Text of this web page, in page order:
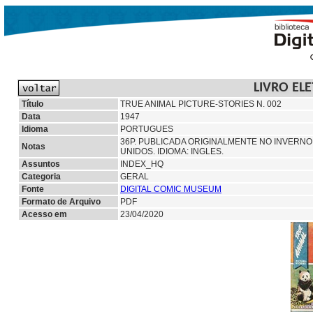
LIVRO
Título
TRUE ANIMAL PICTURE-STORIES N. 002
Data
1947
Idioma
PORTUGUES
Notas
36P. PUBLICADA ORIGINALMENTE NO
UNIDOS. IDIOMA: INGLES.
Assuntos
INDEX_HQ
Categoria
GERAL
Fonte
DIGITAL COMIC MUSEUM
Formato de Arquivo
PDF
Acesso em
23/04/2020